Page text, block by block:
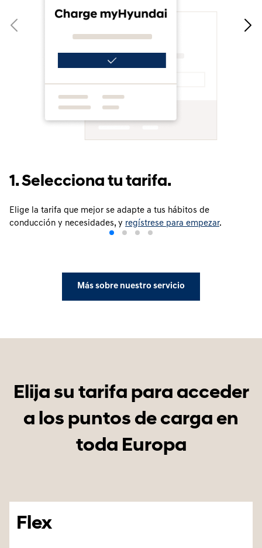
1. Selecciona tu tarifa.
Elige la tarifa que mejor se adapte a tus hábitos de
conducción y necesidades, y regístrese para empezar.
Más sobre nuestro servicio
Elija su tarifa para acceder
a los puntos de carga en
toda Europa
Flex